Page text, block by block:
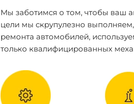
Мы заботимся о том, чтобы ваш
цели мы скрупулезно
ремонта автомобилей,
только квалифицированных